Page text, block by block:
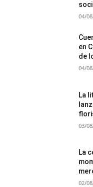
04/
en
de
04/
La
03/
La
02/